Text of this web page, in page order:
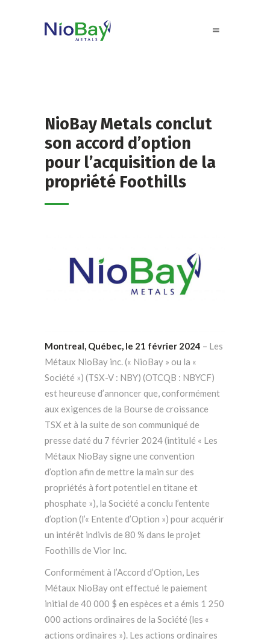
NioBay Metals conclut
son accord d’option
pour l’acquisition de la
propriété Foothills
Montreal, Québec, le 21 février 2024 – Les
Métaux NioBay inc. (« NioBay » ou la «
Société ») (TSX-V : NBY) (OTCQB : NBYCF)
est heureuse d’annoncer que, conformément
aux exigences de la Bourse de croissance
TSX et à la suite de son communiqué de
presse daté du 7 février 2024 (intitulé « Les
Métaux NioBay signe une convention
d’option afin de mettre la main sur des
propriétés à fort potentiel en titane et
phosphate »), la Société a conclu l’entente
d’option (l’« Entente d’Option ») pour acquérir
un intérêt indivis de 80 % dans le projet
Foothills de Vior Inc.
Conformément à l’Accord d’Option, Les
Métaux NioBay ont effectué le paiement
initial de 40 000 $ en espèces et a émis 1 250
000 actions ordinaires de la Société (les «
actions ordinaires »). Les actions ordinaires